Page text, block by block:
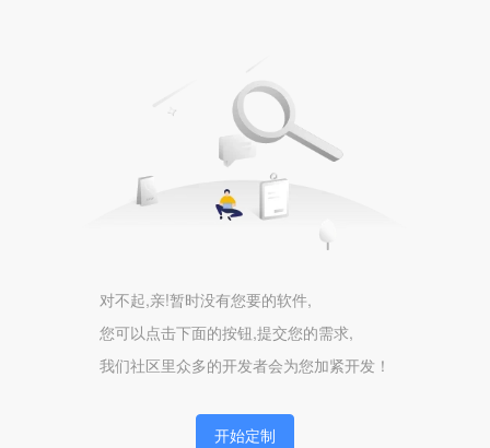
对不起,亲!暂时没有您要的软件,
您可以点击下面的按钮,提交您的需求,
我们社区里众多的开发者会为您加紧开发！
开始定制